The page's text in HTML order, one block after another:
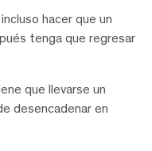
hacer que un
tenga que regresar
que llevarse un
desencadenar en